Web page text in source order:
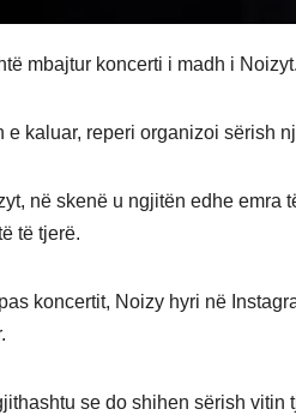
mbajtur koncerti i madh i Noizyt.
e kaluar, reperi organizoi sërish
në skenë u ngjitën edhe emra
të tjerë.
koncertit, Noizy hyri në
se do shihen sërish vitin